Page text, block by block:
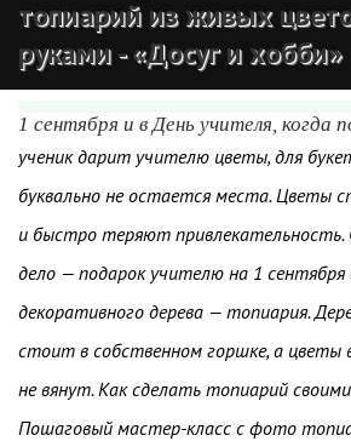
топиарий из живых
руками - «Досуг и хобби»
1 сентября и в День учителя,
ученик дарит учителю цветы, для
буквально не остается места. Цветы
и быстро теряют привлекательность.
дело — подарок учителю на 1 сентября
декоративного дерева — топиария.
стоит в собственном горшке, а цветы
не вянут. Как сделать топиарий
Пошаговый мастер-класс с фото